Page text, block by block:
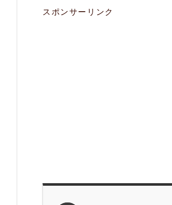
スポンサーリンク